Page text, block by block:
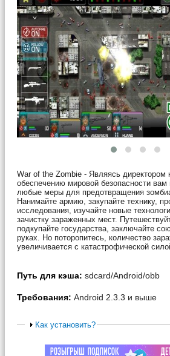
War of the Zombie - Являясь директором
обеспечению мировой безопасности вам
любые меры для предотвращения
Нанимайте армию, закупайте технику,
исследования, изучайте новые
зачистку зараженных мест.
подкупайте государства, заключайте
руках. Но поторопитесь, количество
увеличивается с катастрофической
Путь для кэша: sdcard/Android/obb
Требования: Android 2.3.3 и выше
Как установить?